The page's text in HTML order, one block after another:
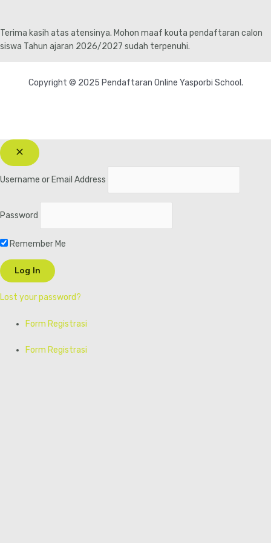
content
Terima kasih atas atensinya. Mohon maaf kouta pendaftaran calon
siswa Tahun ajaran 2026/2027 sudah terpenuhi.
Copyright © 2025 Pendaftaran Online Yasporbi School.
Username or Email Address
Password
Remember Me
Lost your password?
Form Registrasi
Form Registrasi